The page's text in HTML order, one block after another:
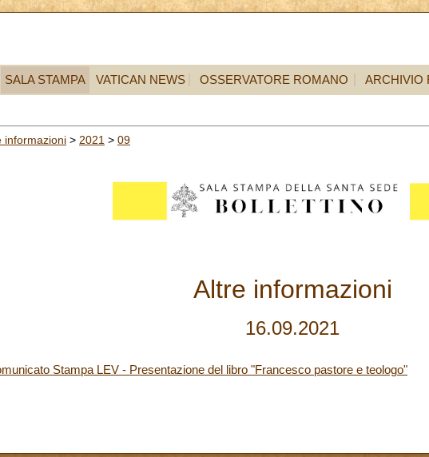
SALA STAMPA VATICAN NEWS OSSERVATORE ROMANO ARCHIVIO
informazioni > 2021 > 09
Altre informazioni
16.09.2021
Stampa LEV - Presentazione del libro "Francesco pastore e teologo"